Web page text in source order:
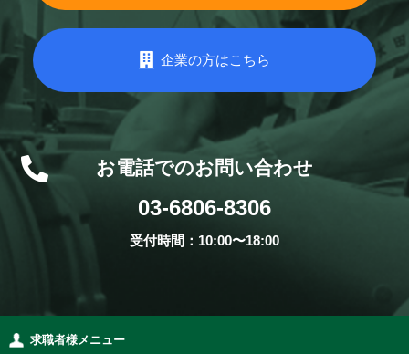
企業の方はこちら
お電話でのお問い合わせ
03-6806-8306
受付時間：10:00〜18:00
求職者様メニュー